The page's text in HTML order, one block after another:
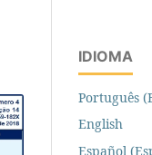
IDIOMA
Português
English
Español